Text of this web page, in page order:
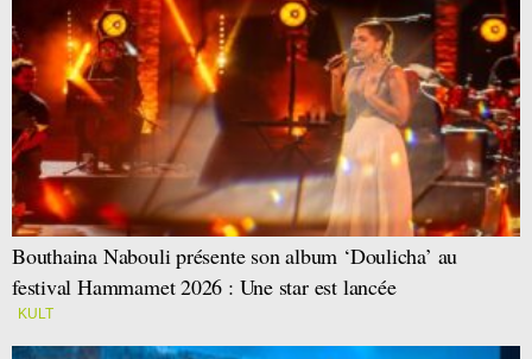
Bouthaina Nabouli présente son album ‘Doulicha’ au
festival Hammamet 2026 : Une star est lancée
KULT